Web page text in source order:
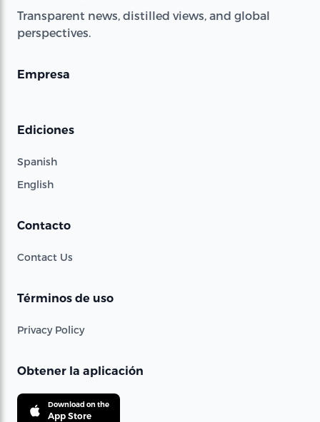
Transparent news, distilled views, and global
perspectives.
Empresa
Ediciones
Spanish
English
Contacto
Contact Us
Términos de uso
Privacy Policy
Obtener la aplicación
Download on the
App Store